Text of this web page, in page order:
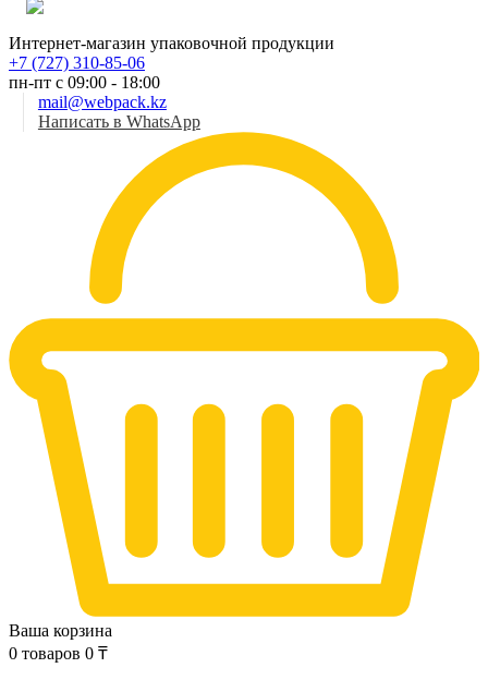
Интернет-магазин упаковочной продукции
+7 (727) 310-85-06
пн-пт с 09:00 - 18:00
mail@webpack.kz
Написать в WhatsApp
Ваша корзина
0 товаров 0 ₸